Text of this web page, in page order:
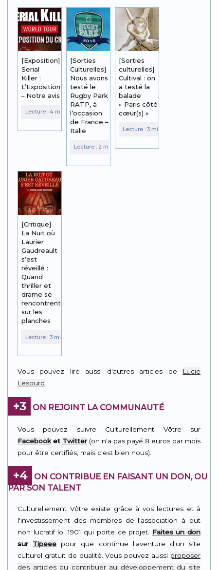
[Exposition]
Serial
Killer :
L’Exposition
– Notre avis
[Sorties
Culturelles]
Nous avons
testé le
Rugby Park
RATP, à
l’occasion
de France –
Italie
[Sorties
culturelles]
Cultival : on
a testé la
balade
« Paris côté
cœur(s) »
[Critique]
La Nuit où
Laurier
Gaudreault
s’est
réveillé :
Quand
thriller et
drame se
rencontrent
sur les
planches
Vous pouvez lire aussi d'autres articles de
Lucie
Lesourd
+3 ON REJOINT LA COMMUNAUTÉ
Vous pouvez suivre Culturellement Vôtre sur
Facebooket Twitter(on n'a pas payé 8 euros par mois
pour être certifiés, mais c'est bien nous).
+4
ON CONTRIBUE EN FAISANT UN DON, OU
PAR SON TALENT
Culturellement Vôtre existe grâce à vos lectures et à
l'investissement des membres de l'association à but
non lucratif loi 1901 qui porte ce projet. Faites un don
sur Tipeee pour que continue l'aventure d'un site
culturel gratuit de qualité. Vous pouvez aussi proposer
des articles ou contribuer au développement du site